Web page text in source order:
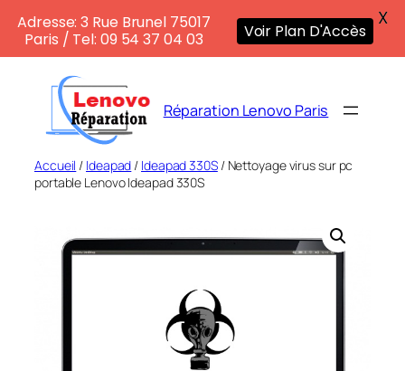
contenu
Réparation Lenovo Paris
Accueil / Ideapad / Ideapad 330S/ Nettoyage virus sur pc
portable Lenovo Ideapad 330S
Adresse: 3 Rue Brunel 75017
Paris / Tel: 09 54 37 04 03
Voir Plan D'Accès
X